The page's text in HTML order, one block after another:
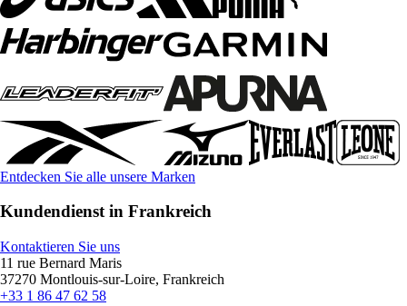
Entdecken Sie alle unsere Marken
Kundendienst in Frankreich
Kontaktieren Sie uns
11 rue Bernard Maris
37270 Montlouis-sur-Loire, Frankreich
+33 1 86 47 62 58